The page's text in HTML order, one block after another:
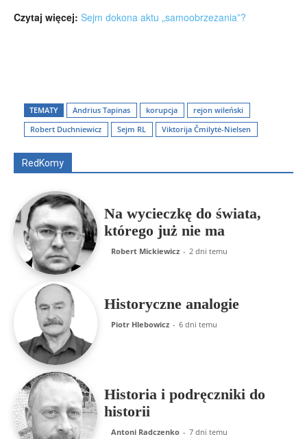
Czytaj więcej: Sejm dokona aktu „samoobrzezania”?
TEMATY Andrius Tapinas korupcja
rejon wileński
Robert Duchniewicz
Sejm RL Viktorija Čmilytė-Nielsen
RedKomy
Wszyscy Aleksander Borowik
Antoni Radczenko
Artur Płokszto
Grzegorz Górny
ks. Jarosław Wąsowicz SDB
Piotr Hlebowicz
Na wycieczkę do świata,
którego już nie ma
Robert Mickiewicz - 2 dni temu
Historyczne analogie
Piotr Hlebowicz - 6 dni temu
Historia i podręczniki do
historii
Antoni Radczenko - 7 dni temu